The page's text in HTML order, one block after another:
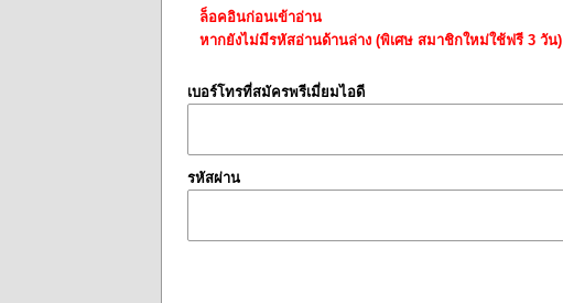
ล็อคอินก่อนเข้าอ่าน
หากยังไม่มีรหัสอ่านด้านล่าง (พิเศษ สมาชิกใหม่ใช้ฟรี 3 วัน)
เบอร์โทรที่สมัครพรีเมี่ยมไอดี
รหัสผ่าน